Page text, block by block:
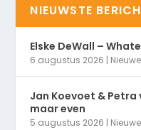
NIEUWSTE
Elske DeWall –
6 augustus 2026 |
Jan Koevoet &
maar even
5 augustus 2026 |